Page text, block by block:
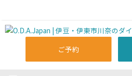
ご予約